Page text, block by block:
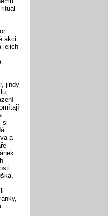
akci.
jejich
jindy
si
a